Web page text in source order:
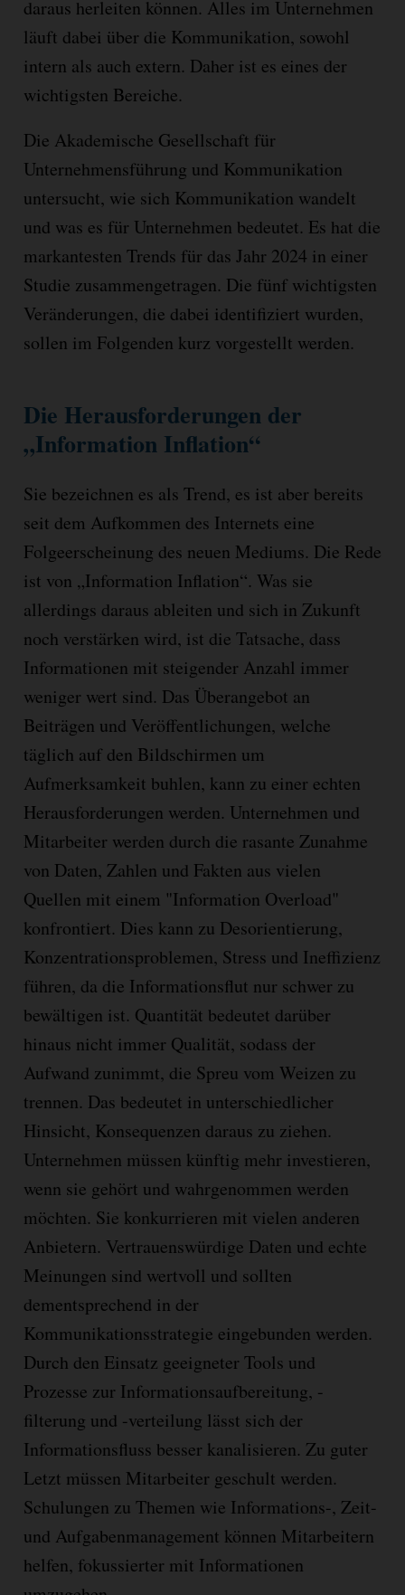
daraus herleiten können. Alles im Unternehmen
läuft dabei über die Kommunikation, sowohl
intern als auch extern. Daher ist es eines der
wichtigsten Bereiche.
Die Akademische Gesellschaft für
Unternehmensführung und Kommunikation
untersucht, wie sich Kommunikation wandelt
und was es für Unternehmen bedeutet. Es hat die
markantesten Trends für das Jahr 2024 in einer
Studie zusammengetragen. Die fünf wichtigsten
Veränderungen, die dabei identifiziert wurden,
sollen im Folgenden kurz vorgestellt werden.
Die Herausforderungen der
„Information Inflation“
Sie bezeichnen es als Trend, es ist aber bereits
seit dem Aufkommen des Internets eine
Folgeerscheinung des neuen Mediums. Die Rede
ist von „Information Inflation“. Was sie
allerdings daraus ableiten und sich in Zukunft
noch verstärken wird, ist die Tatsache, dass
Informationen mit steigender Anzahl immer
weniger wert sind. Das Überangebot an
Beiträgen und Veröffentlichungen, welche
täglich auf den Bildschirmen um
Aufmerksamkeit buhlen, kann zu einer echten
Herausforderungen werden. Unternehmen und
Mitarbeiter werden durch die rasante Zunahme
von Daten, Zahlen und Fakten aus vielen
Quellen mit einem "Information Overload"
konfrontiert. Dies kann zu Desorientierung,
Konzentrationsproblemen, Stress und Ineffizienz
führen, da die Informationsflut nur schwer zu
bewältigen ist. Quantität bedeutet darüber
hinaus nicht immer Qualität, sodass der
Aufwand zunimmt, die Spreu vom Weizen zu
trennen. Das bedeutet in unterschiedlicher
Hinsicht, Konsequenzen daraus zu ziehen.
Unternehmen müssen künftig mehr investieren,
wenn sie gehört und wahrgenommen werden
möchten. Sie konkurrieren mit vielen anderen
Anbietern. Vertrauenswürdige Daten und echte
Meinungen sind wertvoll und sollten
dementsprechend in der
Kommunikationsstrategie eingebunden werden.
Durch den Einsatz geeigneter Tools und
Prozesse zur Informationsaufbereitung, -
filterung und -verteilung lässt sich der
Informationsfluss besser kanalisieren. Zu guter
Letzt müssen Mitarbeiter geschult werden.
Schulungen zu Themen wie Informations-, Zeit-
und Aufgabenmanagement können Mitarbeitern
helfen, fokussierter mit Informationen